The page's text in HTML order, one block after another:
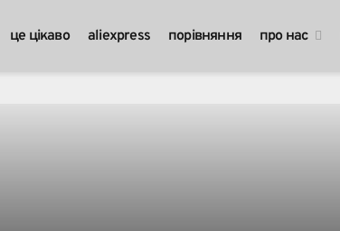
це цікаво aliexpress порівняння про нас